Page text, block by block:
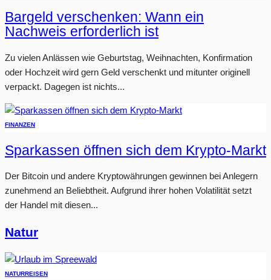
Bargeld verschenken: Wann ein
Nachweis erforderlich ist
Zu vielen Anlässen wie Geburtstag, Weihnachten, Konfirmation
oder Hochzeit wird gern Geld verschenkt und mitunter originell
verpackt. Dagegen ist nichts...
FINANZEN
Sparkassen öffnen sich dem Krypto-Markt
Der Bitcoin und andere Kryptowährungen gewinnen bei Anlegern
zunehmend an Beliebtheit. Aufgrund ihrer hohen Volatilität setzt
der Handel mit diesen...
Natur
NATURREISEN